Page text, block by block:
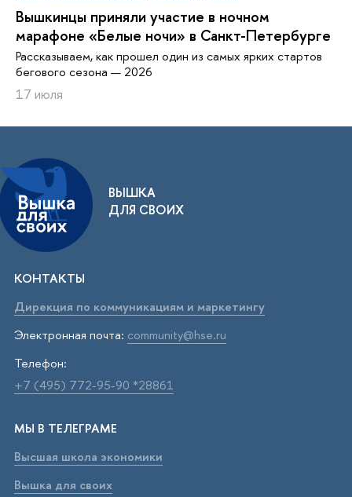
Вышкинцы приняли участие в ночном
марафоне «Белые ночи» в Санкт-Петербурге
Рассказываем, как прошел один из самых ярких стартов
бегового сезона — 2026
17 июля
ВЫШКА
ДЛЯ СВОИХ
КОНТАКТЫ
Дирекция по коммуникациям и маркетингу
Электронная почта: community@hse.ru
Телефон:
+7 (495) 772-95-90 *28861
МЫ В ТЕЛЕГРАМЕ
Высшая школа экономики
Вышка для своих